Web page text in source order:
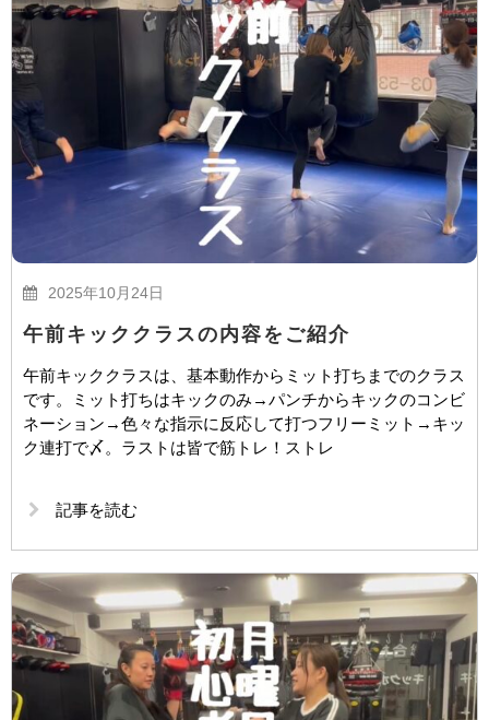
2025年10月24日
午前キッククラスの内容をご紹介
午前キッククラスは、基本動作からミット打ちまでのクラス
です。ミット打ちはキックのみ→パンチからキックのコンビ
ネーション→色々な指示に反応して打つフリーミット→キッ
ク連打で〆。ラストは皆で筋トレ！ストレ
記事を読む